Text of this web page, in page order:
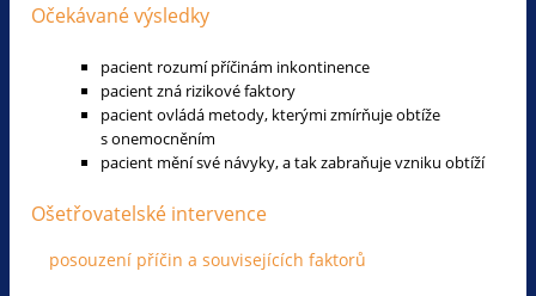
Očekávané výsledky
pacient rozumí příčinám inkontinence
pacient zná rizikové faktory
pacient ovládá metody, kterými zmírňuje obtíže
s onemocněním
pacient mění své návyky, a tak zabraňuje vzniku obtíží
Ošetřovatelské intervence
posouzení příčin a souvisejících faktorů